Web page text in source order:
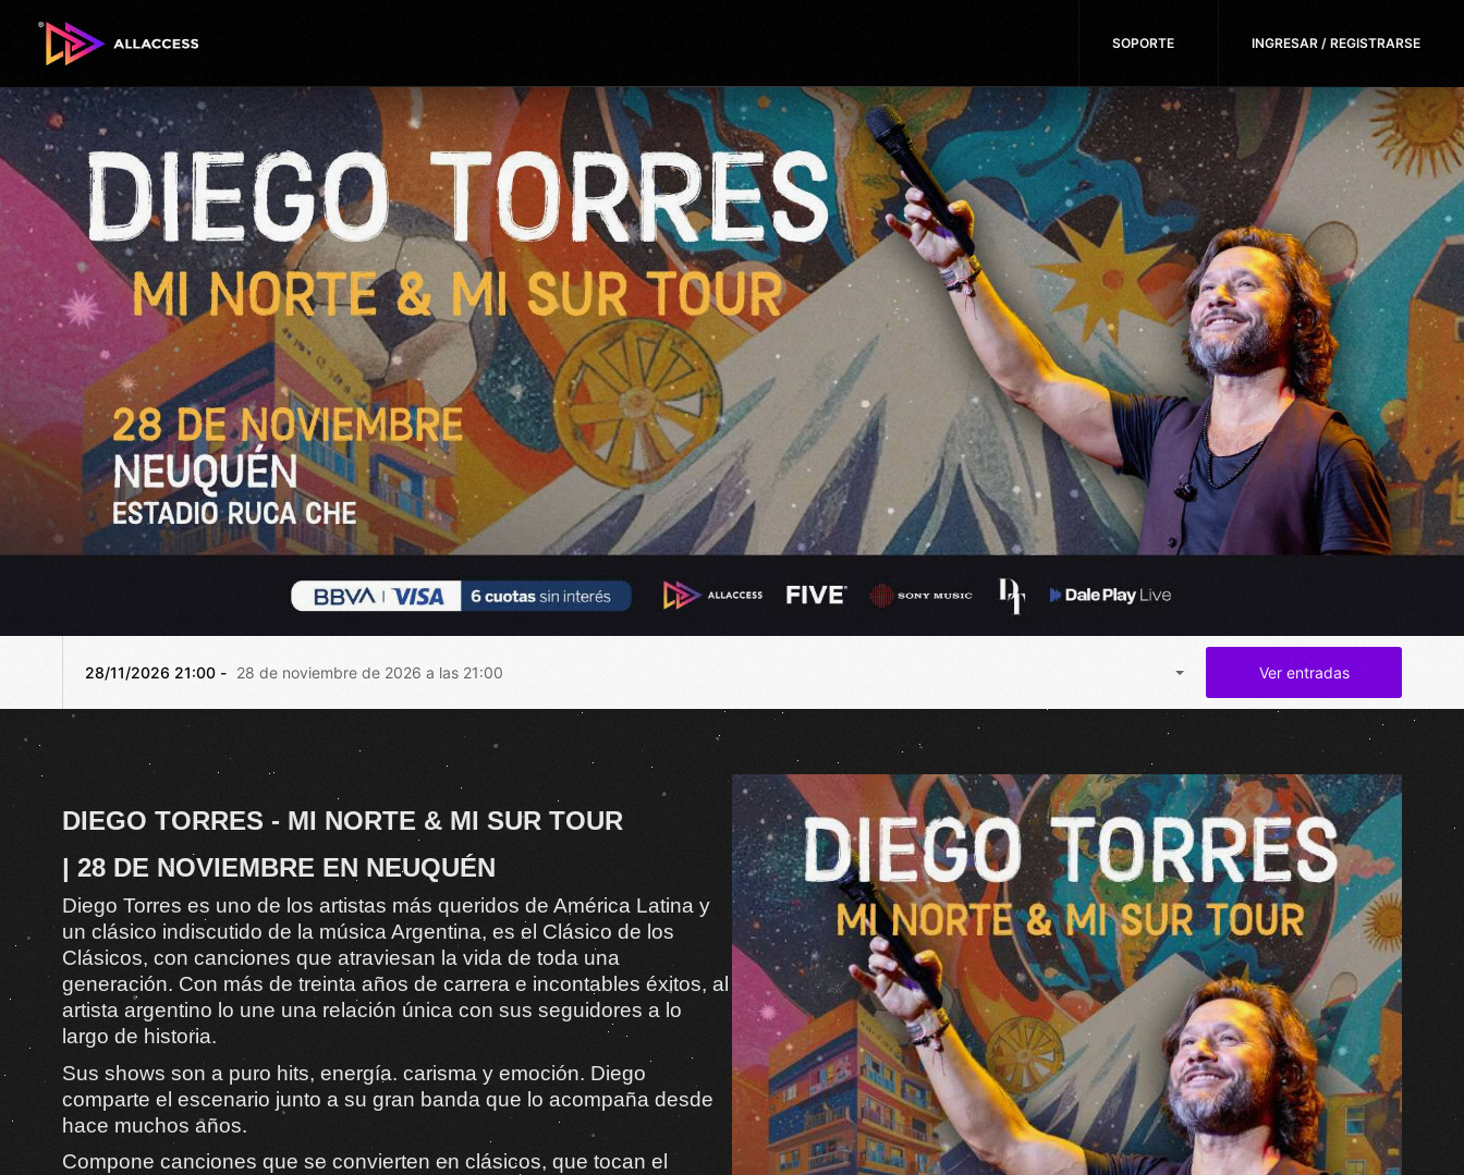
SOPORTE INGRESAR / REGISTRARSE
28/11/2026 21:00 - 28 de noviembre de 2026 a las 21:00 Ver entradas
DIEGO TORRES - MI NORTE & MI SUR TOUR
| 28 DE NOVIEMBRE EN NEUQUÉN
Diego Torres es uno de los artistas más queridos de América Latina y
un clásico indiscutido de la música Argentina, es el Clásico de los
Clásicos, con canciones que atraviesan la vida de toda una
generación. Con más de treinta años de carrera e incontables éxitos, al
artista argentino lo une una relación única con sus seguidores a lo
largo de historia.
Sus shows son a puro hits, energía. carisma y emoción. Diego
comparte el escenario junto a su gran banda que lo acompaña desde
hace muchos años.
Compone canciones que se convierten en clásicos, que tocan el